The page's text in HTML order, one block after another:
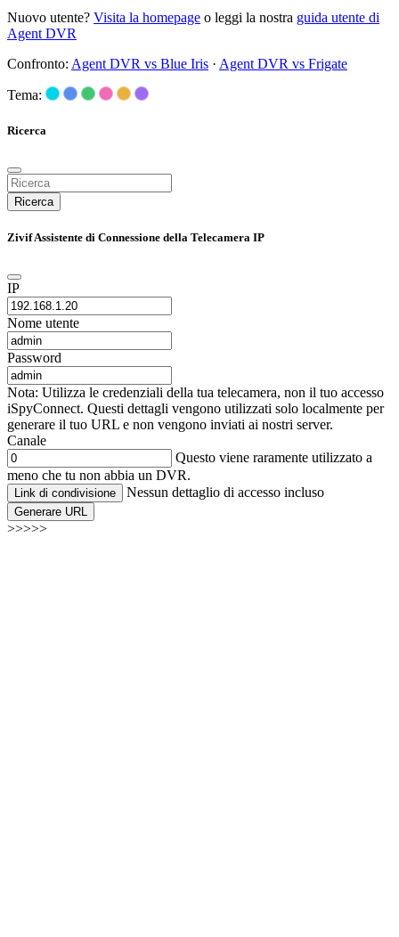
Nuovo utente? Visita la homepage o leggi la nostra guida utente di
Agent DVR
Confronto: Agent DVR vs Blue Iris · Agent DVR vs Frigate
Tema:
Ricerca
Ricerca
Zivif Assistente di Connessione della Telecamera IP
IP
Nome utente
Password
Nota: Utilizza le credenziali della tua telecamera, non il tuo accesso
iSpyConnect. Questi dettagli vengono utilizzati solo localmente per
generare il tuo URL e non vengono inviati ai nostri server.
Canale
Questo viene raramente utilizzato a
meno che tu non abbia un DVR.
Link di condivisione Nessun dettaglio di accesso incluso
Generare URL
>>>>>